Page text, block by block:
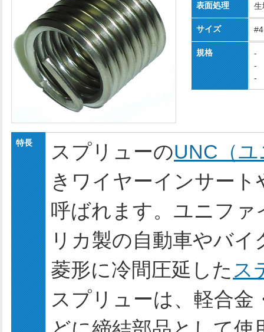
表面処理 生
サイズ
規格
-
-
-
特長 スプリューのUNC（
きワイヤーインサー
呼ばれます。ユニファ
リカ製の自動車やバ
菱形に冷間圧延した ス
スプリューは、軽合